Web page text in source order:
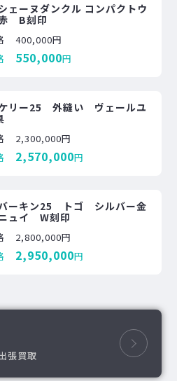
ーヌダンクル コンパクトウ
B刻印
400,000円
550,000円
リー25 外縫い ヴェールユ
2,300,000円
2,570,000円
ーキン25 トゴ シルバー金
ュイ W刻印
2,800,000円
2,950,000円
張買取